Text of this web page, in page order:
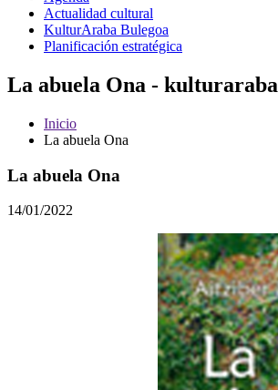
Actualidad cultural
KulturAraba Bulegoa
Planificación estratégica
La abuela Ona - kulturaraba
Inicio
La abuela Ona
La abuela Ona
14/01/2022